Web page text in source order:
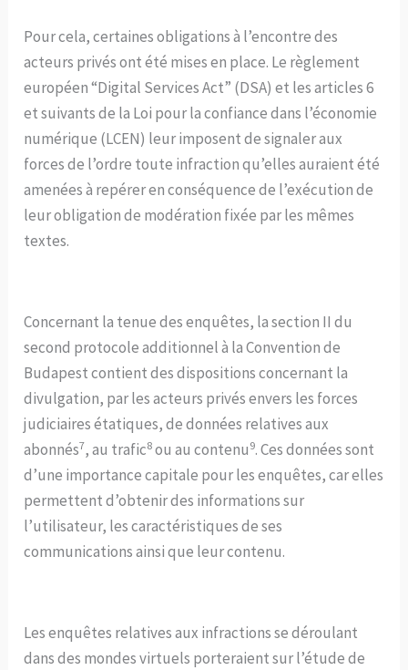
Pour cela, certaines obligations à l’encontre des
acteurs privés ont été mises en place. Le règlement
européen “Digital Services Act” (DSA) et les articles 6
et suivants de la Loi pour la confiance dans l’économie
numérique (LCEN) leur imposent de signaler aux
forces de l’ordre toute infraction qu’elles auraient été
amenées à repérer en conséquence de l’exécution de
leur obligation de modération fixée par les mêmes
textes.
Concernant la tenue des enquêtes, la section II du
second protocole additionnel à la Convention de
Budapest contient des dispositions concernant la
divulgation, par les acteurs privés envers les forces
judiciaires étatiques, de données relatives aux
abonnés7, au trafic8ou au contenu9. Ces données sont
d’une importance capitale pour les enquêtes, car elles
permettent d’obtenir des informations sur
l’utilisateur, les caractéristiques de ses
communications ainsi que leur contenu.
Les enquêtes relatives aux infractions se déroulant
dans des mondes virtuels porteraient sur l’étude de